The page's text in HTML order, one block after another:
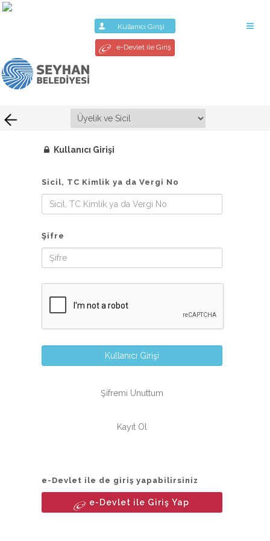
Kullanıcı Girişi
e-Devlet ile Giriş
Kullanıcı Girişi
Sicil, TC Kimlik ya da Vergi No
Şifre
Kullanıcı Girişi
Şifremi Unuttum
Kayıt Ol
e-Devlet ile de giriş yapabilirsiniz
e-Devlet ile Giriş Yap